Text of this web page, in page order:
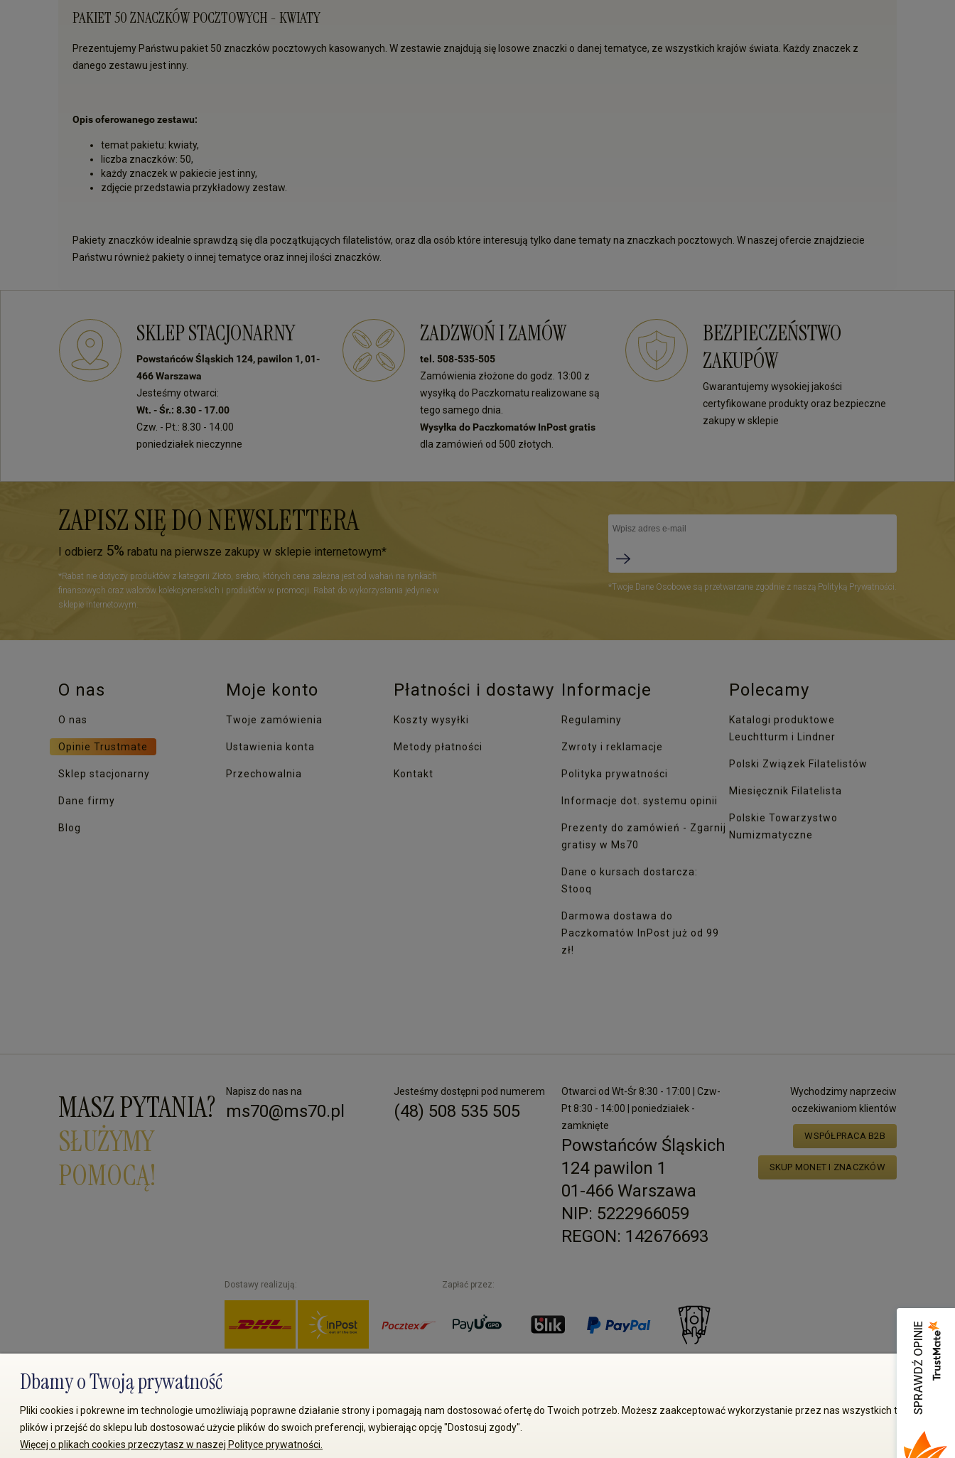
PAKIET 50 ZNACZKÓW POCZTOWYCH - KWIATY
Prezentujemy Państwu pakiet 50 znaczków pocztowych kasowanych. W zestawie znajdują się losowe znaczki o danej tematyce, ze wszystkich krajów świata. Każdy znaczek z
danego zestawu jest inny.
Opis oferowanego zestawu:
temat pakietu: kwiaty,
liczba znaczków: 50,
każdy znaczek w pakiecie jest inny,
zdjęcie przedstawia przykładowy zestaw.
Pakiety znaczków idealnie sprawdzą się dla początkujących filatelistów, oraz dla osób które interesują tylko dane tematy na znaczkach pocztowych. W naszej ofercie znajdziecie
Państwu również pakiety o innej tematyce oraz innej ilości znaczków.
SKLEP STACJONARNY
Powstańców Śląskich 124, pawilon 1, 01-
466 Warszawa
Jesteśmy otwarci:
Wt. - Śr.: 8.30 - 17.00
Czw. - Pt.: 8.30 - 14.00
poniedziałek nieczynne
ZADZWOŃ I ZAMÓW
tel. 508-535-505
Zamówienia złożone do godz. 13:00 z
wysyłką do Paczkomatu realizowane są
tego samego dnia.
Wysyłka do Paczkomatów InPost gratis
dla zamówień od 500 złotych.
BEZPIECZEŃSTWO
ZAKUPÓW
Gwarantujemy wysokiej jakości
certyfikowane produkty oraz bezpieczne
zakupy w sklepie
ZAPISZ SIĘ DO NEWSLETTERA
I odbierz 5% rabatu na pierwsze zakupy w sklepie internetowym*
*Rabat nie dotyczy produktów z kategorii Złoto, srebro, których cena zależna jest od wahań na rynkach
finansowych oraz walorów kolekcjonerskich i produktów w promocji. Rabat do wykorzystania jedynie w
sklepie internetowym.
*Twoje Dane Osobowe są przetwarzane zgodnie z naszą Polityką Prywatności.
O nas
O nas
Opinie Trustmate
Sklep stacjonarny
Dane firmy
Blog
Moje konto
Twoje zamówienia
Ustawienia konta
Przechowalnia
Płatności i dostawy
Koszty wysyłki
Metody płatności
Kontakt
Informacje
Regulaminy
Zwroty i reklamacje
Polityka prywatności
Informacje dot. systemu opinii
Prezenty do zamówień - Zgarnij
gratisy w Ms70
Dane o kursach dostarcza:
Stooq
Darmowa dostawa do
Paczkomatów InPost już od 99
zł!
Polecamy
Katalogi produktowe
Leuchtturm i Lindner
Polski Związek Filatelistów
Miesięcznik Filatelista
Polskie Towarzystwo
Numizmatyczne
MASZ PYTANIA?
SŁUŻYMY
POMOCĄ!
Napisz do nas na
ms70@ms70.pl
Jesteśmy dostępni pod numerem
(48) 508 535 505
Otwarci od Wt-Śr 8:30 - 17:00 | Czw-
Pt 8:30 - 14:00 | poniedziałek -
zamknięte
Powstańców Śląskich
124 pawilon 1
01-466 Warszawa
NIP: 5222966059
REGON: 142676693
Wychodzimy naprzeciw
oczekiwaniom klientów
WSPÓŁPRACA B2B
SKUP MONET I ZNACZKÓW
Dostawy realizują: Zapłać przez:
© 2008-2026 MS70.pl / Ms70 Sp. z o.o. Wszelkie prawa zastrzeżone. Kopiowanie treści i zdjęć bez zgody właściciela zabronione SPRAWDŹ OPINIE
Sklep internetowy Shoper Premium
Dbamy o Twoją prywatność
Pliki cookies i pokrewne im technologie umożliwiają poprawne działanie strony i pomagają nam dostosować ofertę do Twoich potrzeb. Możesz zaakceptować wykorzystanie przez nas wszystkich tych
plików i przejść do sklepu lub dostosować użycie plików do swoich preferencji, wybierając opcję "Dostosuj zgody".
Więcej o plikach cookies przeczytasz w naszej Polityce prywatności.